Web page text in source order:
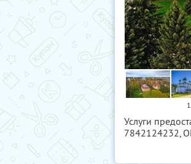
Услуги
7842124232,